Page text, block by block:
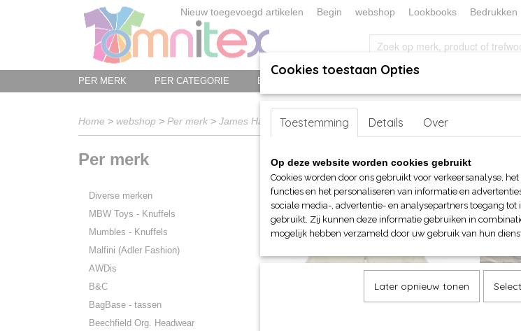
Nieuw toegevoegd artikelen Begin webshop Lookbooks Bedrukken
PER MERK PER CATEGORIE BED-, BAD-, KEUKEN EN TAFELLINNEN
Home > webshop > Per merk > James Harvest Sportswear> Voor haar> Vesten en Fleecevesten
Per merk
Diverse merken
MBW Toys - Knuffels
Mumbles - Knuffels
Malfini (Adler Fashion)
AWDis
B&C
BagBase - tassen
Beechfield Org. Headwear
Sorteer op:
Cookies toestaan Opties
Toestemming Details Over
Op deze website worden cookies gebruikt
Cookies worden door ons gebruikt voor verkeersanalyse,
functies en het personaliseren van informatie en
sociale media-, advertentie- en analysepartners toegang tot
gebruikt. Zij kunnen deze informatie gebruiken in
mogelijk hebben verzameld door uw gebruik van hun
Later opnieuw tonen